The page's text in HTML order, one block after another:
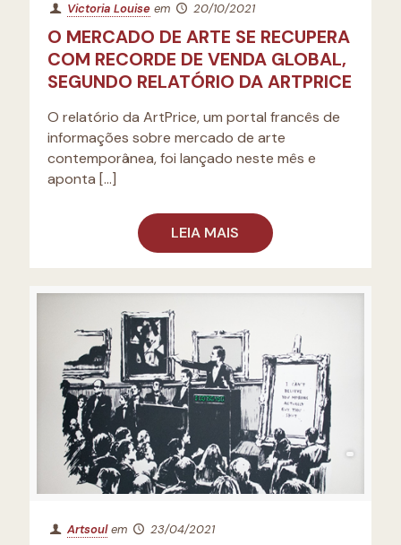
Victoria Louise em 20/10/2021
O MERCADO DE ARTE SE RECUPERA
COM RECORDE DE VENDA GLOBAL,
SEGUNDO RELATÓRIO DA ARTPRICE
O relatório da ArtPrice, um portal francês de
informações sobre mercado de arte
contemporânea, foi lançado neste mês e
aponta […]
LEIA MAIS
Artsoul em 23/04/2021